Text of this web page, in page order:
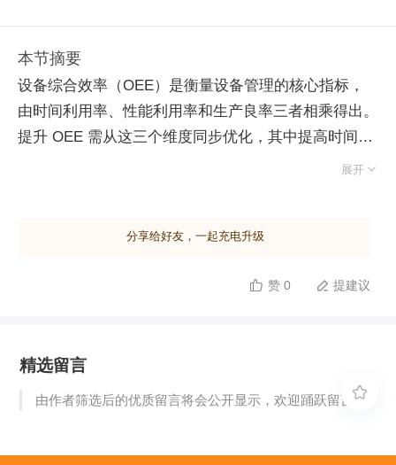
本节摘要
设备综合效率（OEE）是衡量设备管理的核心指标，
由时间利用率、性能利用率和生产良率三者相乘得出。
提升 OEE 需从这三个维度同步优化，其中提高时间利
故障维修耗时过长的问题，应建立快速响应机制，设定
修”需落实五项措施：一是做好维修现场 5S，避免寻找
理库存或实行联合储备；四是持续提升维修技能，缩短
单点故障处理时长；五是推行量化管理，制定不同故障
展开 
分享给好友，一起充电升级
 赞 0  提建议
精选留言
由作者筛选后的优质留言将会公开显示，欢迎踊跃留言。
